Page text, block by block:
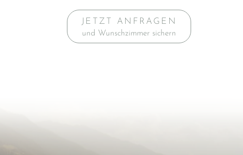
JETZT ANFRAGEN
und Wunschzimmer sichern